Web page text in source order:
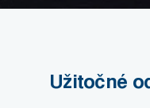
Užitočné